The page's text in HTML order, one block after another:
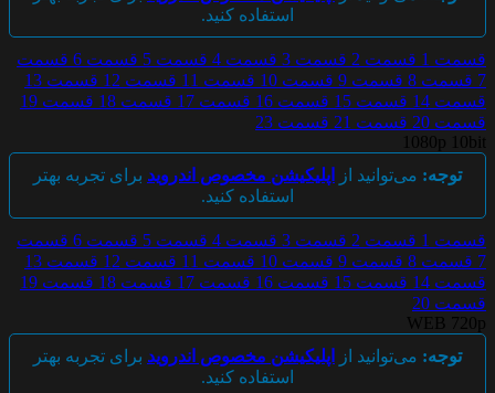
استفاده کنید.
قسمت 1 قسمت 2 قسمت 3 قسمت 4 قسمت 5 قسمت 6
قسمت
7 قسمت 8 قسمت 9 قسمت 10 قسمت 11 قسمت 12
قسمت 13
قسمت 14
قسمت 15 قسمت 16 قسمت 17 قسمت 18
قسمت 19
قسمت 20
قسمت 21
قسمت 23
1080p 10bit
توجه: می‌توانید از اپلیکیشن مخصوص اندروید برای تجربه بهتر
استفاده کنید.
قسمت 1 قسمت 2 قسمت 3 قسمت 4 قسمت 5 قسمت 6
قسمت
7 قسمت 8 قسمت 9 قسمت 10 قسمت 11 قسمت 12
قسمت 13
قسمت 14
قسمت 15 قسمت 16 قسمت 17 قسمت 18
قسمت 19
قسمت 20
WEB 720p
توجه: می‌توانید از اپلیکیشن مخصوص اندروید برای تجربه بهتر
استفاده کنید.